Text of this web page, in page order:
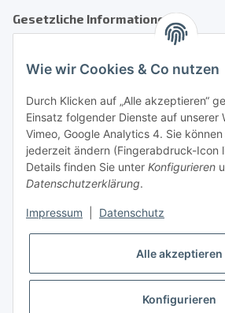
Gesetzliche Informationen
Email: info@auto-equipment.ch
Sie benötigen Hilfe?
Informationen
sicher einkaufen
Wie wir Cookies & Co nutzen
Durch Klicken auf „Alle akzeptieren“
Einsatz folgender Dienste auf unserer
Vimeo, Google Analytics 4. Sie
jederzeit ändern (Fingerabdruck-Icon
Details finden Sie unter Konfigurieren
Datenschutzerklärung.
Impressum Datenschutz
Alle akzeptieren
Konfigurieren